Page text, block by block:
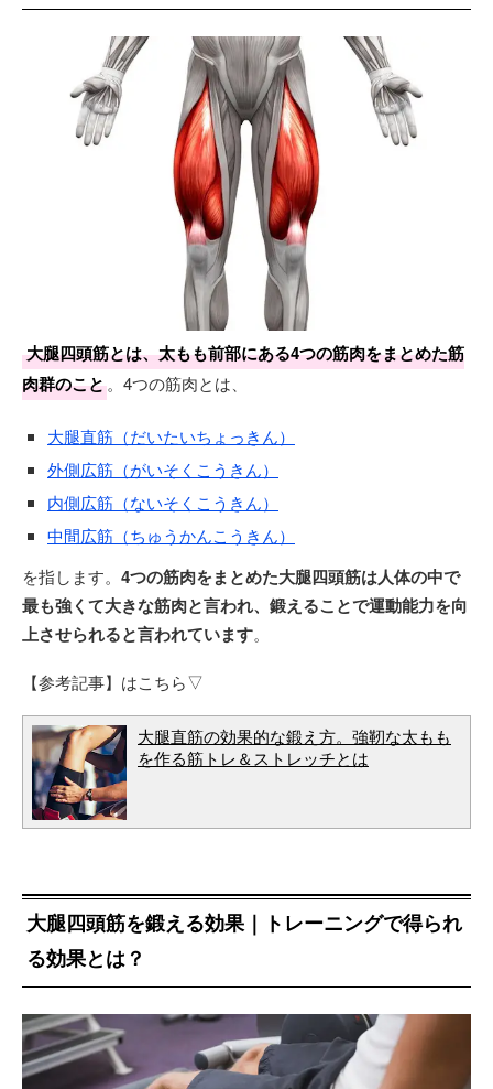
大腿四頭筋とは、太もも前部にある4つの筋肉をまとめた筋
肉群のこと。4つの筋肉とは、
大腿直筋（だいたいちょっきん）
外側広筋（がいそくこうきん）
内側広筋（ないそくこうきん）
中間広筋（ちゅうかんこうきん）
を指します。 4つの筋肉をまとめた大腿四頭筋は人体の中で
最も強くて大きな筋肉と言われ、鍛えることで運動能力を向
上させられると言われています。
【参考記事】はこちら▽
大腿直筋の効果的な鍛え方。強靭な太もも
を作る筋トレ＆ストレッチとは
大腿四頭筋を鍛える効果｜トレーニングで得られ
る効果とは？